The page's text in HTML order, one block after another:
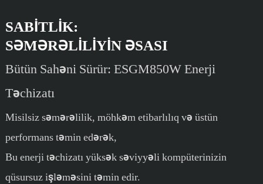
SABITLIK:
SƏMƏRƏLILIYIN ƏSASI
Bütün Sahəni Sürür: ESGM850W Enerji
Təchizatı
Misilsiz səmərəlilik, möhkəm etibarlılıq və üstün
performans təmin edərək,
Bu enerji təchizatı yüksək səviyyəli kompüterinizin
qüsursuz işləməsini təmin edir.